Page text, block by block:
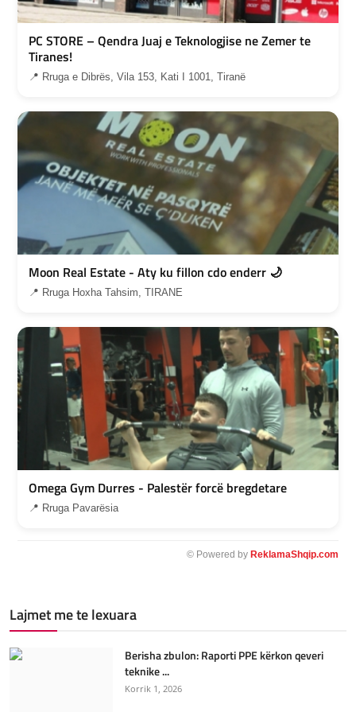
PC STORE – Qendra Juaj e Teknologjise ne Zemer te
Tiranes!
📍 Rruga e Dibrës, Vila 153, Kati I 1001, Tiranë
Moon Real Estate - Aty ku fillon cdo enderr 🌙
📍 Rruga Hoxha Tahsim, TIRANE
Omega Gym Durres - Palestër forcë bregdetare
📍 Rruga Pavarësia
© Powered by ReklamaShqip.com
Lajmet me te lexuara
Berisha zbulon: Raporti PPE kërkon qeveri
teknike ...
Korrik 1, 2026